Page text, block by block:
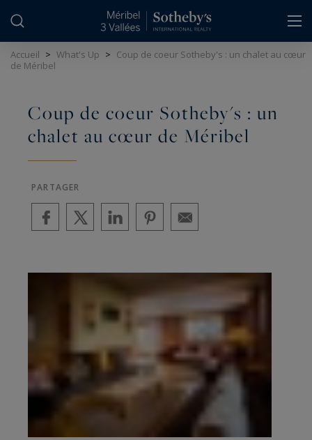
Accueil > What's Up > Coup de coeur Sotheby's : un chalet au cœur
de Méribel
Coup de coeur Sotheby's : un
chalet au cœur de Méribel
PARTAGER